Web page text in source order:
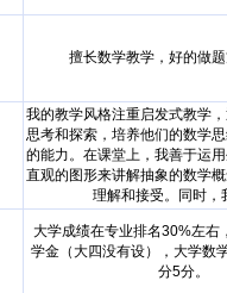
擅长数学教学，好的做
我的教学风格注重启发式教学
思考和探索，培养他们的数学
的能力。在课堂上，我善于运
直观的图形来讲解抽象的数学
理解和接受。同时，
大学成绩在专业排名30%左右
学金（大四没有设），大学数
分5分。